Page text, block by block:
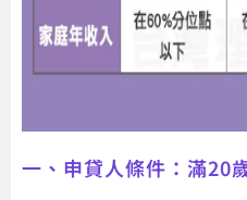
一、申貸人條件：滿20